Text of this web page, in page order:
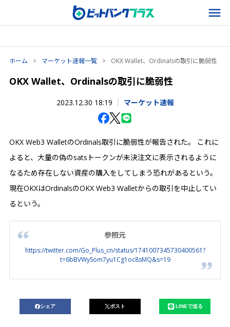
ホーム > マーケット速報一覧 > OKX Wallet、Ordinalsの取引に脆弱性
OKX Wallet、Ordinalsの取引に脆弱性
2023.12.30 18:19 マーケット速報
OKX Web3 WalletのOrdinals取引に脆弱性が報告された。 これに
よると、大量の偽のsatsトークンが未決注文に表示されるように
なるため存在しない資産の購入をしてしまう恐れがあるという。
現在OKXはOrdinalsのOKX Web3 Walletからの取引を中止してい
るという。
参照元
https://twitter.com/Go_Plus_cn/status/1741007345730400561?
t=6bBVWySom7yu1Cg1oc8sMQ&s=19
シェア ポスト LINEで送る